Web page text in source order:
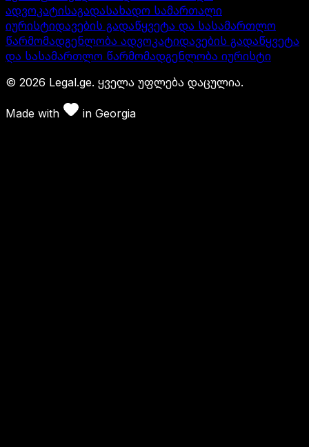
ადვოკატისაგადასახადო სამართალი
იურისტიდავების გადაწყვეტა და სასამართლო
წარმომადგენლობა ადვოკატიდავების გადაწყვეტა
და სასამართლო წარმომადგენლობა იურისტი
© 2026 Legal.ge. ყველა უფლება დაცულია.
Made with in Georgia